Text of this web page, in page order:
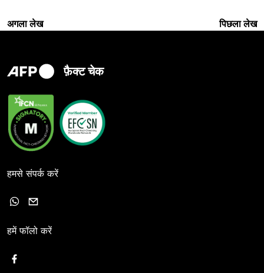
अगला लेख पिछला लेख
फ़ैक्ट चेक
हमसे संपर्क करें
हमें फॉलो करें